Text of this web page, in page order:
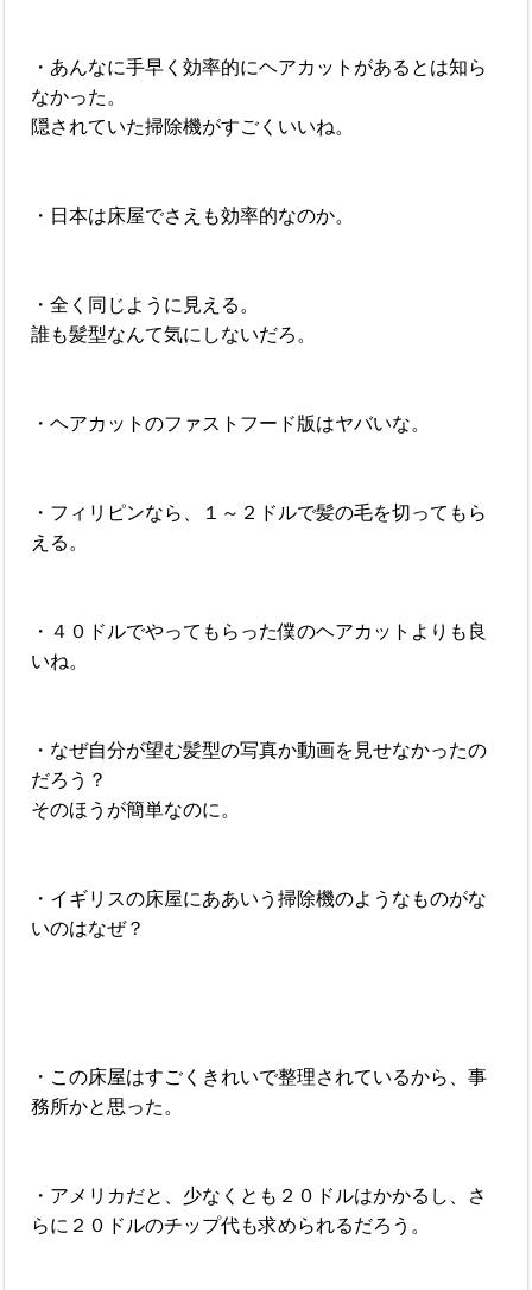
・あんなに手早く効率的にヘアカットがあるとは知ら
なかった。
隠されていた掃除機がすごくいいね。
・日本は床屋でさえも効率的なのか。
・全く同じように見える。
誰も髪型なんて気にしないだろ。
・ヘアカットのファストフード版はヤバいな。
・フィリピンなら、１～２ドルで髪の毛を切ってもら
える。
・４０ドルでやってもらった僕のヘアカットよりも良
いね。
・なぜ自分が望む髪型の写真か動画を見せなかったの
だろう？
そのほうが簡単なのに。
・イギリスの床屋にああいう掃除機のようなものがな
いのはなぜ？
・この床屋はすごくきれいで整理されているから、事
務所かと思った。
・アメリカだと、少なくとも２０ドルはかかるし、さ
らに２０ドルのチップ代も求められるだろう。